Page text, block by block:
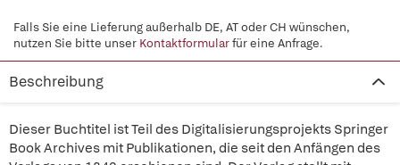
Falls Sie eine Lieferung außerhalb DE, AT oder CH wünschen,
nutzen Sie bitte unser Kontaktformularfür eine Anfrage.
Beschreibung
Dieser Buchtitel ist Teil des Digitalisierungsprojekts Springer
Book Archives mit Publikationen, die seit den Anfängen des